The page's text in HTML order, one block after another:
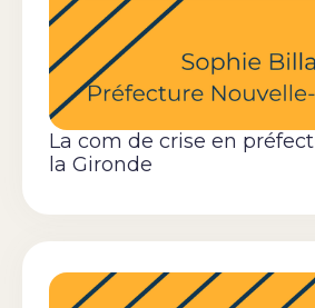
La com de crise en
la Gironde